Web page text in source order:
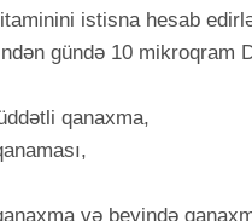
istisna hesab
gündə 10
qanaxma,
və beyində